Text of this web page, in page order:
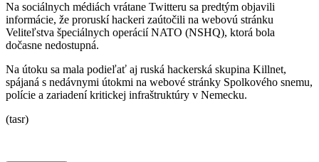
Na sociálnych médiách vrátane Twitteru sa predtým objavili
informácie, že proruskí hackeri zaútočili na webovú stránku
Veliteľstva špeciálnych operácií NATO (NSHQ), ktorá bola
dočasne nedostupná.
Na útoku sa mala podieľať aj ruská hackerská skupina Killnet,
spájaná s nedávnymi útokmi na webové stránky Spolkového snemu,
polície a zariadení kritickej infraštruktúry v Nemecku.
(tasr)